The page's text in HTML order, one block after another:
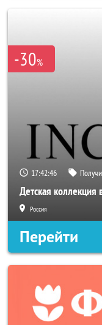
-30%
17:42:44
Детская коллекция
Россия
Перейти